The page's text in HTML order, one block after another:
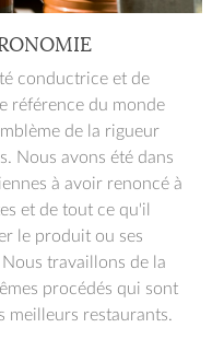
conductrice et de
référence du monde
de la rigueur
Nous avons été dans
à avoir renoncé à
et de tout ce qu'il
le produit ou ses
travaillons de la
procédés qui sont
meilleurs restaurants.